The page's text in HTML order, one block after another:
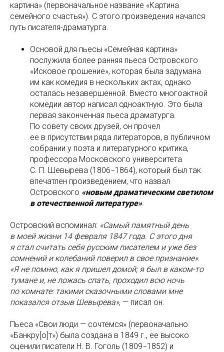
картина» (первоначальное название «Картина
семейного счастья»). С этого произведения начался
путь писателя-драматурга.
Основой для пьесы «Семейная картина»
послужила более ранняя пьеса Островского
«Исковое прошение», которая была задумана
им как комедия в нескольких актах, однако
осталась незавершенной. Вместо многоактной
комедии автор написал одноактную. Это была
первая законченная пьеса драматурга.
По совету своих друзей, он прочел
ее в присутствии ряда литераторов, в публичном
собрании у поэта и литературного критика,
профессора Московского университета
С. П. Шевырева (1806−1864), который был так
впечатлен произведением, что назвал
Островского «новым драматическим светилом
в отечественной литературе».
Островский вспоминал: «Самый памятный день
в моей жизни 14 февраля 1847 года. С этого дня
я стал считать себя русским писателем и уже без
сомнений и колебаний поверил в свое признание».
«Я не помню, как я пришел домой; я был в каком-то
тумане и, не ложась спать, проходил всю ночь
по комнате: такими сказочными словами мне
показался отзыв Шевырева», — писал он.
Пьеса «Свои люди — сочтемся» (первоначально
«Банкру[о]т») была создана в 1849 г., ее высоко
оценили писатели Н. В. Гоголь (1809−1852) и